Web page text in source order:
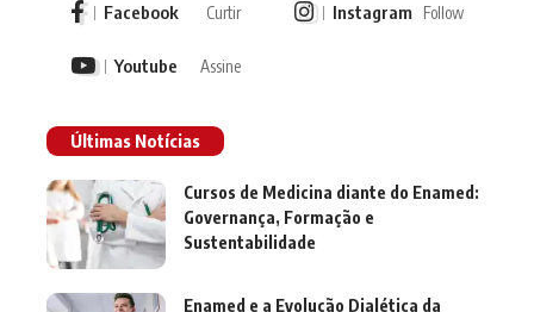
Facebook Curtir Instagram Follow
Youtube Assine
Últimas Notícias
Cursos de Medicina diante do Enamed:
Governança, Formação e
Sustentabilidade
Enamed e a Evolução Dialética da